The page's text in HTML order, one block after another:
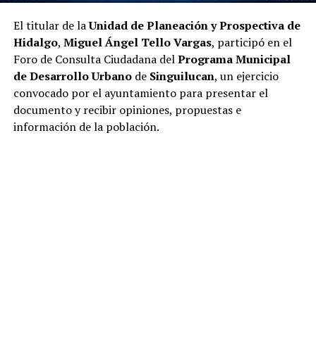
El titular de laUnidad de Planeación y Prospectiva de
Hidalgo, Miguel Ángel Tello Vargas, participó en el
Foro de Consulta Ciudadana delPrograma Municipal
de Desarrollo Urbanode Singuilucan, un ejercicio
convocado por el ayuntamiento para presentar el
documento y recibir opiniones, propuestas e
información de la población.